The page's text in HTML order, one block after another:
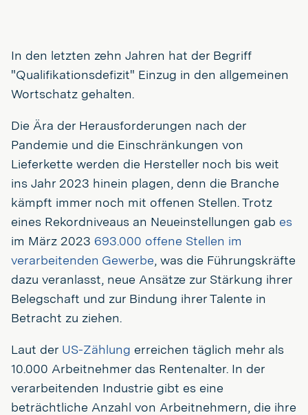
In den letzten zehn Jahren hat der Begriff
"Qualifikationsdefizit" Einzug in den allgemeinen
Wortschatz gehalten.
Die Ära der Herausforderungen nach der
Pandemie und die Einschränkungen von
Lieferkette werden die Hersteller noch bis weit
ins Jahr 2023 hinein plagen, denn die Branche
kämpft immer noch mit offenen Stellen. Trotz
eines Rekordniveaus an Neueinstellungen gab es
im März 2023 693.000 offene Stellen im
verarbeitenden Gewerbe, was die Führungskräfte
dazu veranlasst, neue Ansätze zur Stärkung ihrer
Belegschaft und zur Bindung ihrer Talente in
Betracht zu ziehen.
Laut der US-Zählung erreichen täglich mehr als
10.000 Arbeitnehmer das Rentenalter. In der
verarbeitenden Industrie gibt es eine
beträchtliche Anzahl von Arbeitnehmern, die ihre